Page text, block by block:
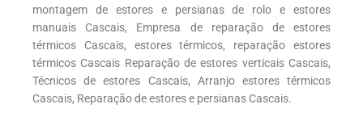
montagem de estores e persianas de rolo e estores
manuais Cascais, Empresa de reparação de estores
térmicos Cascais, estores térmicos, reparação estores
térmicos Cascais Reparação de estores verticais Cascais,
Técnicos de estores Cascais, Arranjo estores térmicos
Cascais, Reparação de estores e persianas Cascais.